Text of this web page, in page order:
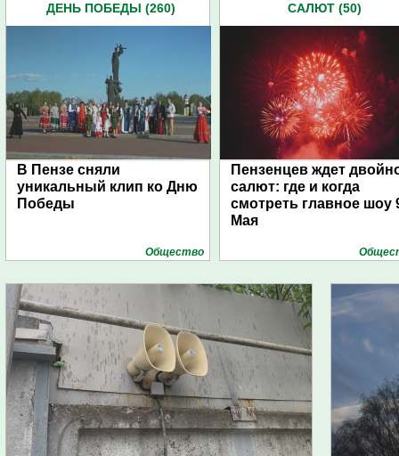
ДЕНЬ ПОБЕДЫ (260)
В Пензе сняли
уникальный клип ко Дню
Победы
Общество
САЛЮТ (50)
Пензенцев ждет
салют: где и когда
смотреть главное шоу
Мая